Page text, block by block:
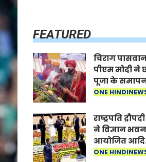
FEATURED
चिराग
पीएम मोदी ने
पूजा के
देशवासियों को
मैया से देश की
समृद्धि की
कामना की
ONE
राष्ट्रपति
ने विज्ञान
आयोजित आदि
कर्मयोगी
ONE